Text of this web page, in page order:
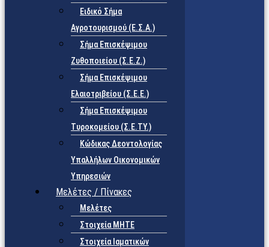
Ειδικό Σήμα
Αγροτουρισμού (Ε.Σ.Α.)
Σήμα Επισκέψιμου
Ζυθοποιείου (Σ.Ε.Ζ.)
Σήμα Επισκέψιμου
Ελαιοτριβείου (Σ.Ε.Ε.)
Σήμα Επισκέψιμου
Τυροκομείου (Σ.Ε.TY.)
Κώδικας Δεοντολογίας
Υπαλλήλων Οικονομικών
Υπηρεσιών
Μελέτες / Πίνακες
Μελέτες
Στοιχεία ΜΗΤΕ
Στοιχεία Ιαματικών